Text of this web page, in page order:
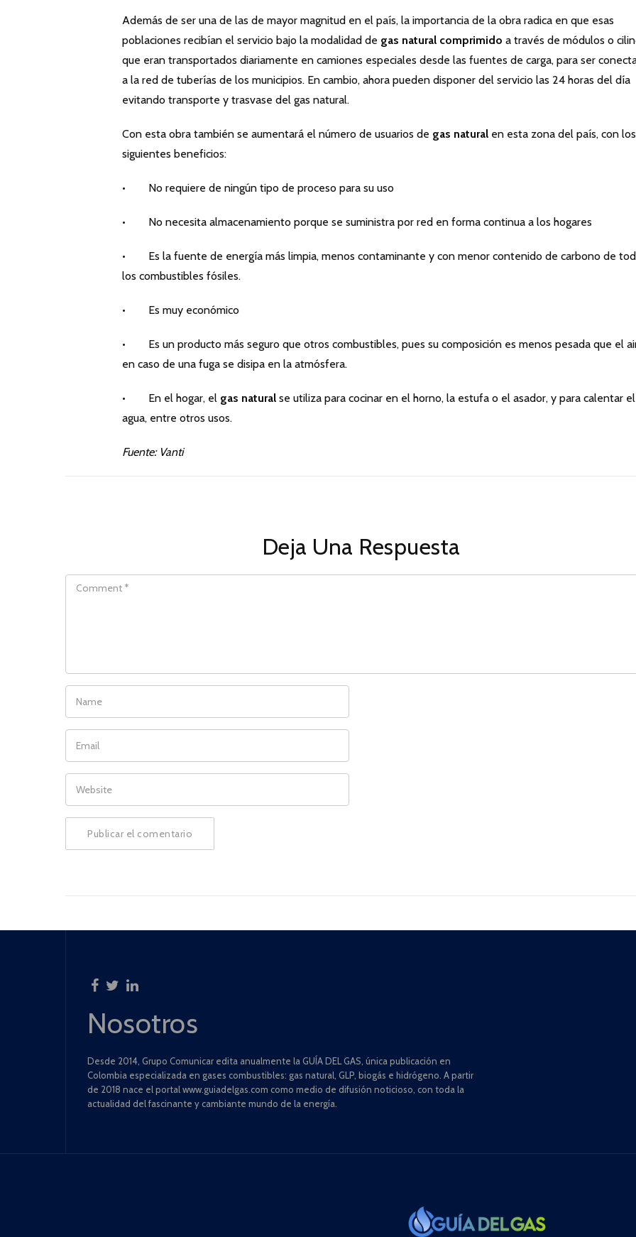
Además de ser una de las de mayor magnitud en el país, la importancia de la obra radica en que esas
poblaciones recibían el servicio bajo la modalidad de gas natural comprimido a través de módulos o
que eran transportados diariamente en camiones especiales desde las fuentes de carga, para ser
a la red de tuberías de los municipios. En cambio, ahora pueden disponer del servicio las 24 horas del día
evitando transporte y trasvase del gas natural.
Con esta obra también se aumentará el número de usuarios de gas natural en esta zona del país, con los
siguientes beneficios:
• No requiere de ningún tipo de proceso para su uso
• No necesita almacenamiento porque se suministra por red en forma continua a los hogares
• Es la fuente de energía más limpia, menos contaminante y con menor contenido de carbono de
los combustibles fósiles.
• Es muy económico
• Es un producto más seguro que otros combustibles, pues su composición es menos pesada que el
en caso de una fuga se disipa en la atmósfera.
• En el hogar, el gas natural se utiliza para cocinar en el horno, la estufa o el asador, y para calentar el
agua, entre otros usos.
Fuente: Vanti
Deja Una Respuesta
COMMENT
NAME
EMAIL
WEBSITE
Nosotros
Desde 2014, Grupo Comunicar edita anualmente la GUÍA DEL GAS, única publicación en
Colombia especializada en gases combustibles: gas natural, GLP, biogás e hidrógeno. A partir
de 2018 nace el portal www.guiadelgas.com como medio de difusión noticioso, con toda la
actualidad del fascinante y cambiante mundo de la energía.